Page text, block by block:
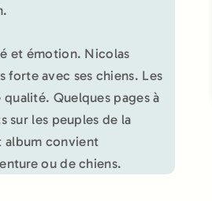
et émotion. Nicolas
forte avec ses chiens. Les
Quelques pages à
sur les peuples de la
album convient
ou de chiens.